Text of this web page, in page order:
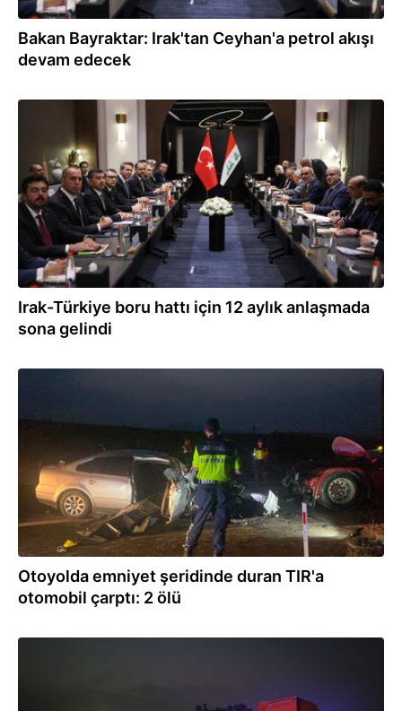
Bakan Bayraktar: Irak'tan Ceyhan'a petrol akışı
devam edecek
Irak-Türkiye boru hattı için 12 aylık anlaşmada
sona gelindi
Otoyolda emniyet şeridinde duran TIR'a
otomobil çarptı: 2 ölü